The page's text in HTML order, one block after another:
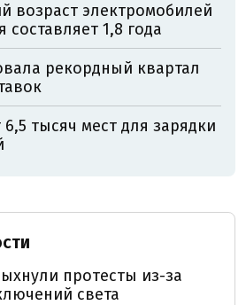
возраст электромобилей
составляет 1,8 года
рекордный квартал
тысяч мест для зарядки
протесты из-за
света